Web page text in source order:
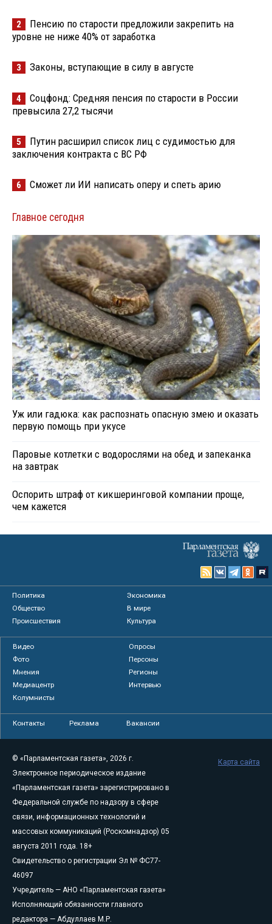
2
Пенсию по старости предложили закрепить на
уровне не ниже 40% от заработка
3 Законы, вступающие в силу в августе
4
Соцфонд: Средняя пенсия по старости в России
превысила 27,2 тысячи
5
Путин расширил список лиц с судимостью для
заключения контракта с ВС РФ
6 Сможет ли ИИ написать оперу и спеть арию
Главное сегодня
Уж или гадюка: как распознать опасную змею и оказать
первую помощь при укусе
Паровые котлетки с водорослями на обед и запеканка
на завтрак
Оспорить штраф от кикшеринговой компании проще,
чем кажется
Политика
Экономика
Общество
В мире
Происшествия
Культура
Видео
Опросы
Фото
Персоны
Мнения
Регионы
Медиацентр
Интервью
Колумнисты
Контакты Реклама Вакансии
© «Парламентская газета», 2026 г.
Электронное периодическое издание
«Парламентская газета» зарегистрировано в
Федеральной службе по надзору в сфере
связи, информационных технологий и
массовых коммуникаций (Роскомнадзор) 05
августа 2011 года. 18+
Свидетельство о регистрации Эл № ФС77-
46097
Учредитель — АНО «Парламентская газета»
Исполняющий обязанности главного
редактора — Абдуллаев М.Р.
Карта сайта